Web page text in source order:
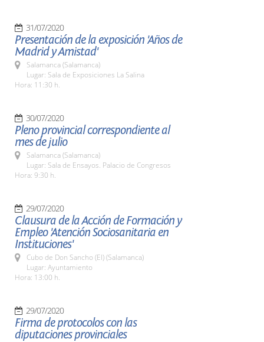
31/07/2020
Presentación de la exposición 'Años de
Madrid y Amistad'
Salamanca (Salamanca)
Lugar: Sala de Exposiciones La Salina
Hora: 11:30 h.
30/07/2020
Pleno provincial correspondiente al
mes de julio
Salamanca (Salamanca)
Lugar: Sala de Ensayos. Palacio de Congresos
Hora: 9:30 h.
29/07/2020
Clausura de la Acción de Formación y
Empleo 'Atención Sociosanitaria en
Instituciones'
Cubo de Don Sancho (El) (Salamanca)
Lugar: Ayuntamiento
Hora: 13:00 h.
29/07/2020
Firma de protocolos con las
diputaciones provinciales